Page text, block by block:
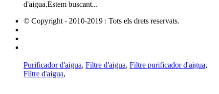
d'aigua.Estem buscant...
© Copyright - 2010-2019 : Tots els drets reservats.
Purificador d'aigua, Filtre d'aigua, Filtre purificador d'aigua,
Filtre d'aigua,